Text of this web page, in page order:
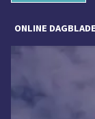
ONLINE